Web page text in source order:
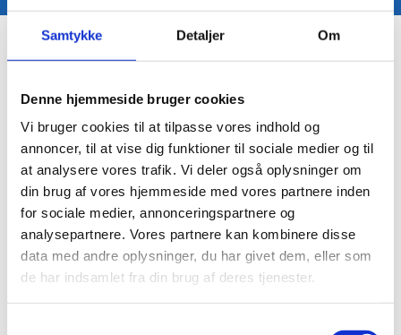
Samtykke Detaljer Om
Denne hjemmeside bruger cookies
Vi bruger cookies til at tilpasse vores indhold og
annoncer, til at vise dig funktioner til sociale medier og til
at analysere vores trafik. Vi deler også oplysninger om
din brug af vores hjemmeside med vores partnere inden
for sociale medier, annonceringspartnere og
analysepartnere. Vores partnere kan kombinere disse
data med andre oplysninger, du har givet dem, eller som
de har indsamlet fra din brug af deres tjenester.
Stålforing